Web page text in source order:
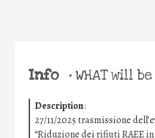
Info •WHAT will
Description:
27/11/2025 trasmissione
“Riduzione dei rifiuti RAEE